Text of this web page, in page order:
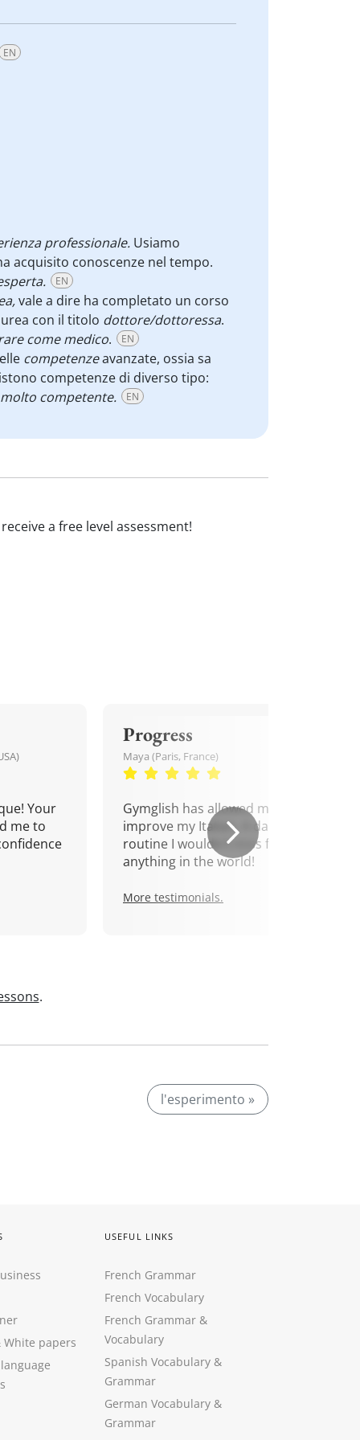
EN
professionale. Usiamo
acquisito conoscenze nel tempo.
EN
vale a dire ha completato un corso
con il titolo dottore/dottoressa.
come medico. EN
competenzeavanzate, ossia sa
competenze di diverso tipo:
competente.
EN
a free level assessment!
Your
me to
Progress
Maya (Paris, France)
Gymglish has allowed me to
improve my Italian. A daily
routine I wouldn't miss for
anything in the world!
More testimonials.
.
l'esperimento »
White papers
USEFUL LINKS
French Grammar
French Vocabulary
French Grammar &
Vocabulary
Spanish Vocabulary &
Grammar
German Vocabulary &
Grammar